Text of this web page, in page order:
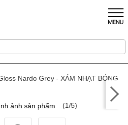
Nardo Grey - XÁM NHẠT BÓNG
ảnh sản phẩm (1/5)